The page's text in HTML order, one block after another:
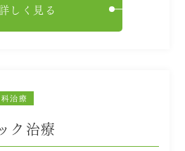
しく見る
治療
ク治療